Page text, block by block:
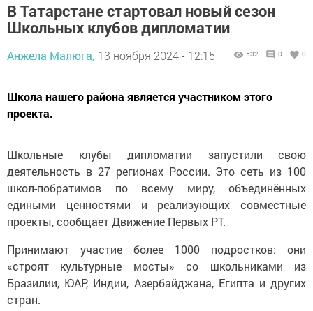
В Татарстане стартовал новый сезон
Школьных клубов дипломатии
Анжела Малюга, 13 ноября 2024 - 12:15 532 0 0
Школа нашего района является участником этого
проекта.
Школьные клубы дипломатии запустили свою
деятельность в 27 регионах России. Это сеть из 100
школ-побратимов по всему миру, объединённых
едиными ценностями и реализующих совместные
проекты, сообщает Движение Первых РТ.
Принимают участие более 1000 подростков: они
«строят культурные мосты» со школьниками из
Бразилии, ЮАР, Индии, Азербайджана, Египта и других
стран.